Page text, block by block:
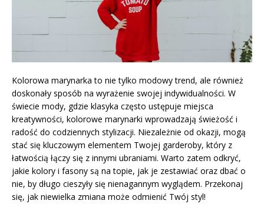
Kolorowa marynarka to nie tylko modowy trend, ale również
doskonały sposób na wyrażenie swojej indywidualności. W
świecie mody, gdzie klasyka często ustępuje miejsca
kreatywności, kolorowe marynarki wprowadzają świeżość i
radość do codziennych stylizacji. Niezależnie od okazji, mogą
stać się kluczowym elementem Twojej garderoby, który z
łatwością łączy się z innymi ubraniami. Warto zatem odkryć,
jakie kolory i fasony są na topie, jak je zestawiać oraz dbać o
nie, by długo cieszyły się nienagannym wyglądem. Przekonaj
się, jak niewielka zmiana może odmienić Twój styl!